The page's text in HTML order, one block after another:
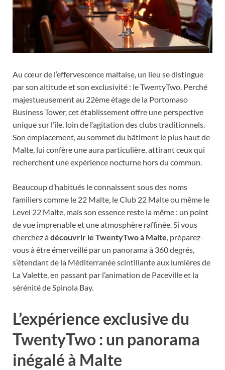
Au cœur de l’effervescence maltaise, un lieu se distingue
par son altitude et son exclusivité : le TwentyTwo. Perché
majestueusement au 22ème étage de la Portomaso
Business Tower, cet établissement offre une perspective
unique sur l’île, loin de l’agitation des clubs traditionnels.
Son emplacement, au sommet du bâtiment le plus haut de
Malte, lui confère une aura particulière, attirant ceux qui
recherchent une expérience nocturne hors du commun.
Beaucoup d’habitués le connaissent sous des noms
familiers comme le 22 Malte, le Club 22 Malte ou même le
Level 22 Malte, mais son essence reste la même : un point
de vue imprenable et une atmosphère raffinée. Si vous
cherchez àdécouvrir le TwentyTwo à Malte, préparez-
vous à être émerveillé par un panorama à 360 degrés,
s’étendant de la Méditerranée scintillante aux lumières de
La Valette, en passant par l’animation de Paceville et la
sérénité de Spinola Bay.
L’expérience exclusive du
TwentyTwo : un panorama
inégalé à Malte